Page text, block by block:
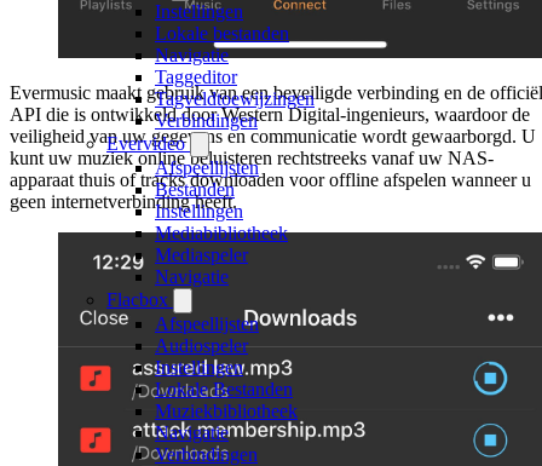
Instellingen
Lokale bestanden
Navigatie
Taggeditor
Tagveldtoewijzingen
Verbindingen
Evervideo
Afspeellijsten
Bestanden
Instellingen
Mediabibliotheek
Mediaspeler
Navigatie
Flacbox
Afspeellijsten
Audiospeler
Instellingen
Lokale Bestanden
Muziekbibliotheek
Navigatie
Verbindingen
Evermusic maakt gebruik van een beveiligde verbinding en de
API die is ontwikkeld door Western Digital-ingenieurs, waardoor de
veiligheid van uw gegevens en communicatie wordt gewaarborgd. U
kunt uw muziek online beluisteren rechtstreeks vanaf uw NAS-
apparaat thuis of tracks downloaden voor offline afspelen wanneer u
geen internetverbinding heeft.